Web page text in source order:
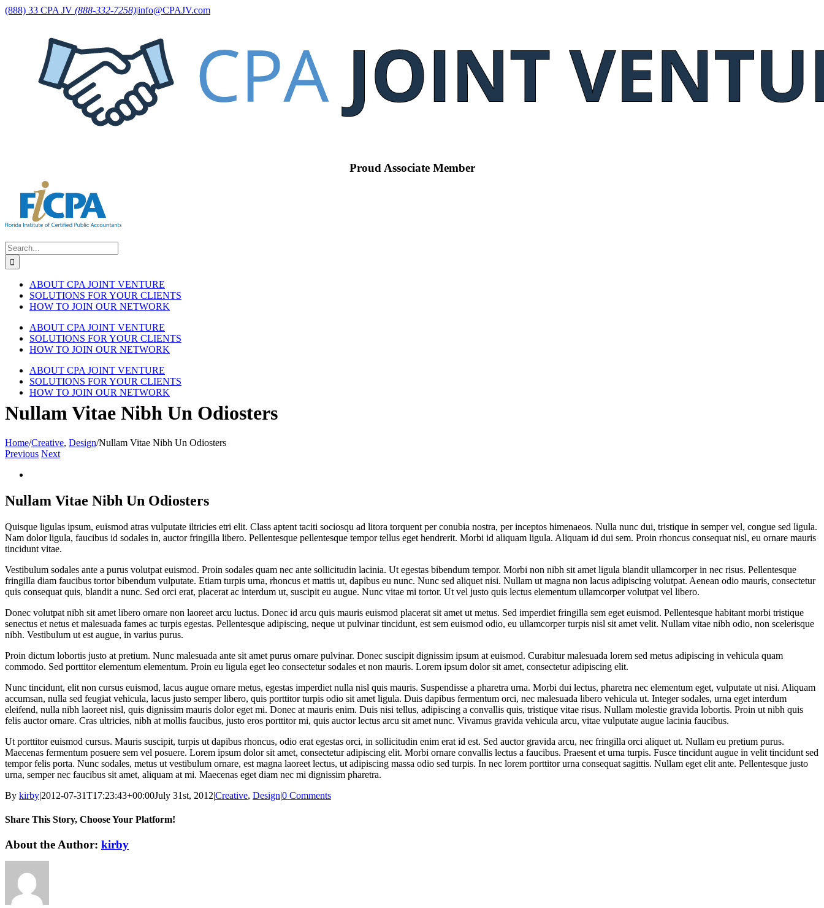
Skip
LinkedIn
(888) 33 CPA JV (888-332-7258)|info@CPAJV.com
Proud Associate Member
Search
for:
ABOUT CPA JOINT VENTURE
SOLUTIONS FOR YOUR CLIENTS
HOW TO JOIN OUR NETWORK
ABOUT CPA JOINT VENTURE
SOLUTIONS FOR YOUR CLIENTS
HOW TO JOIN OUR NETWORK
ABOUT CPA JOINT VENTURE
SOLUTIONS FOR YOUR CLIENTS
HOW TO JOIN OUR NETWORK
Nullam Vitae Nibh Un Odiosters
Home/Creative, Design/Nullam Vitae Nibh Un Odiosters
Previous Next
Image
Nullam Vitae Nibh Un Odiosters
Quisque ligulas ipsum, euismod atras vulputate iltricies etri elit. Class aptent taciti sociosqu ad litora torquent per conubia nostra, per inceptos himenaeos. Nulla nunc dui, tristique in semper vel, congue sed ligula.
Nam dolor ligula, faucibus id sodales in, auctor fringilla libero. Pellentesque pellentesque tempor tellus eget hendrerit. Morbi id aliquam ligula. Aliquam id dui sem. Proin rhoncus consequat nisl, eu ornare mauris
tincidunt vitae.
Vestibulum sodales ante a purus volutpat euismod. Proin sodales quam nec ante sollicitudin lacinia. Ut egestas bibendum tempor. Morbi non nibh sit amet ligula blandit ullamcorper in nec risus. Pellentesque
fringilla diam faucibus tortor bibendum vulputate. Etiam turpis urna, rhoncus et mattis ut, dapibus eu nunc. Nunc sed aliquet nisi. Nullam ut magna non lacus adipiscing volutpat. Aenean odio mauris, consectetur
quis consequat quis, blandit a nunc. Sed orci erat, placerat ac interdum ut, suscipit eu augue. Nunc vitae mi tortor. Ut vel justo quis lectus elementum ullamcorper volutpat vel libero.
Donec volutpat nibh sit amet libero ornare non laoreet arcu luctus. Donec id arcu quis mauris euismod placerat sit amet ut metus. Sed imperdiet fringilla sem eget euismod. Pellentesque habitant morbi tristique
senectus et netus et malesuada fames ac turpis egestas. Pellentesque adipiscing, neque ut pulvinar tincidunt, est sem euismod odio, eu ullamcorper turpis nisl sit amet velit. Nullam vitae nibh odio, non scelerisque
nibh. Vestibulum ut est augue, in varius purus.
Proin dictum lobortis justo at pretium. Nunc malesuada ante sit amet purus ornare pulvinar. Donec suscipit dignissim ipsum at euismod. Curabitur malesuada lorem sed metus adipiscing in vehicula quam
commodo. Sed porttitor elementum elementum. Proin eu ligula eget leo consectetur sodales et non mauris. Lorem ipsum dolor sit amet, consectetur adipiscing elit.
Nunc tincidunt, elit non cursus euismod, lacus augue ornare metus, egestas imperdiet nulla nisl quis mauris. Suspendisse a pharetra urna. Morbi dui lectus, pharetra nec elementum eget, vulputate ut nisi. Aliquam
accumsan, nulla sed feugiat vehicula, lacus justo semper libero, quis porttitor turpis odio sit amet ligula. Duis dapibus fermentum orci, nec malesuada libero vehicula ut. Integer sodales, urna eget interdum
eleifend, nulla nibh laoreet nisl, quis dignissim mauris dolor eget mi. Donec at mauris enim. Duis nisi tellus, adipiscing a convallis quis, tristique vitae risus. Nullam molestie gravida lobortis. Proin ut nibh quis
felis auctor ornare. Cras ultricies, nibh at mollis faucibus, justo eros porttitor mi, quis auctor lectus arcu sit amet nunc. Vivamus gravida vehicula arcu, vitae vulputate augue lacinia faucibus.
Ut porttitor euismod cursus. Mauris suscipit, turpis ut dapibus rhoncus, odio erat egestas orci, in sollicitudin enim erat id est. Sed auctor gravida arcu, nec fringilla orci aliquet ut. Nullam eu pretium purus.
Maecenas fermentum posuere sem vel posuere. Lorem ipsum dolor sit amet, consectetur adipiscing elit. Morbi ornare convallis lectus a faucibus. Praesent et urna turpis. Fusce tincidunt augue in velit tincidunt sed
tempor felis porta. Nunc sodales, metus ut vestibulum ornare, est magna laoreet lectus, ut adipiscing massa odio sed turpis. In nec lorem porttitor urna consequat sagittis. Nullam eget elit ante. Pellentesque justo
urna, semper nec faucibus sit amet, aliquam at mi. Maecenas eget diam nec mi dignissim pharetra.
By kirby|2012-07-31T17:23:43+00:00July 31st, 2012|Creative, Design|0 Comments
Share This Story, Choose Your Platform!
Facebook
Twitter
Reddit
LinkedIn
WhatsApp
Tumblr
Pinterest
Vk
Email
About the Author: kirby